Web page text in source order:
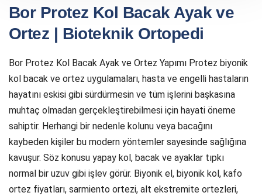
Bor Protez Kol Bacak Ayak ve
Ortez | Bioteknik Ortopedi
Bor Protez Kol Bacak Ayak ve Ortez Yapımı Protez biyonik
kol bacak ve ortez uygulamaları, hasta ve engelli hastaların
hayatını eskisi gibi sürdürmesin ve tüm işlerini başkasına
muhtaç olmadan gerçekleştirebilmesi için hayati öneme
sahiptir. Herhangi bir nedenle kolunu veya bacağını
kaybeden kişiler bu modern yöntemler sayesinde sağlığına
kavuşur. Söz konusu yapay kol, bacak ve ayaklar tıpkı
normal bir uzuv gibi işlev görür. Biyonik el, biyonik kol, kafo
ortez fiyatları, sarmiento ortezi, alt ekstremite ortezleri,